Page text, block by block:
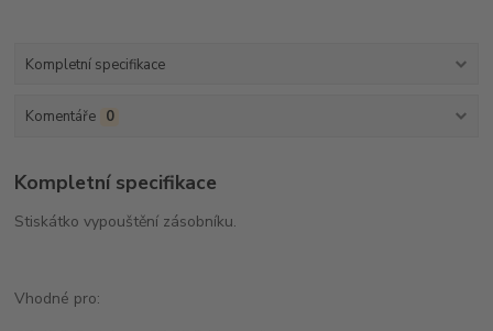
Kompletní specifikace
Komentáře 0
Kompletní specifikace
Stiskátko vypouštění zásobníku.
Vhodné pro: